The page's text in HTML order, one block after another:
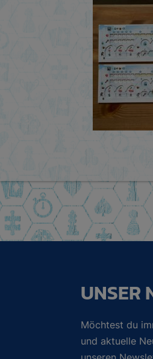
UNSER
Möchtest du
und aktuelle